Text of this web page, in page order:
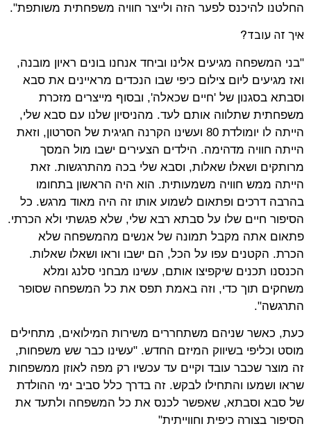
החלטנו להיכנס לפער הזה ולייצר חוויה משפחתית משותפת".
איך זה עובד?
"בני המשפחה מגיעים אלינו וביחד אנחנו בונים ראיון מובנה,
ואז מגיעים ליום צילום כיפי שבו הנכדים מראיינים את סבא
וסבתא בסגנון של 'חיים שכאלה', ובסוף מייצרים מזכרת
משפחתית שתלווה אותם לעד. מהניסיון שלנו עם סבא שלי,
הייתה לו יומולדת 80 ועשינו הקרנה חגיגית של הסרטון, וזאת
הייתה חוויה מדהימה. הילדים הצעירים ישבו מול המסך
מרותקים ושאלו שאלות, וסבא שלי בכה מהתרגשות. זאת
הייתה ממש חוויה משמעותית. הוא היה הראשון בתחומו
בהרבה דרכים ופתאום לשמוע אותו זה היה מאוד מרגש. כל
הסיפור חיים שלו על סבתא רבא שלי, שלא פגשתי ולא הכרתי.
פתאום אתה מקבל תמונה של אנשים מהמשפחה שלא
הכרת. הקטנים עפו על הכל, הם ישבו וראו ושאלו שאלות.
הכנסנו תכנים שיקפיצו אותם, עשינו מבחני סלנג ומלא
משחקים תוך כדי, וזה באמת תפס את כל המשפחה שסופר
התרגשה".
כעת, כאשר שניהם משתחררים משירות המילואים, מתחילים
מוסט וכליפי בשיווק המיזם החדש. "עשינו כבר שש משפחות,
זה מוצר שכבר עובד וקיים עד עכשיו רק מפה לאוזן ממשפחות
שראו ושמעו והתחילו לבקש. זה בדרך כלל סביב ימי ההולדת
של סבא וסבתא, שאפשר לכנס את כל המשפחה ולתעד את
הסיפור בצורה כיפית וחווייתית"